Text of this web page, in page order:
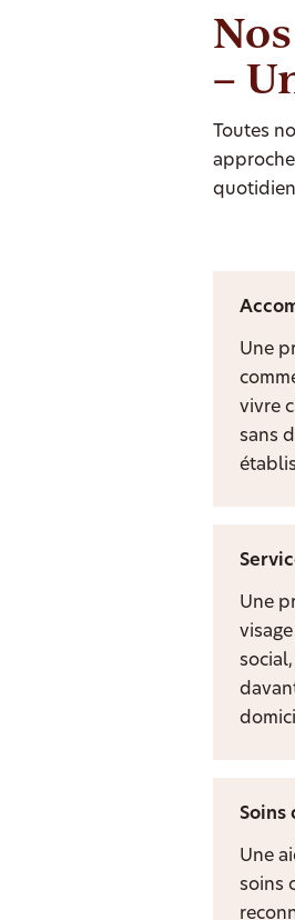
–
Toutes
Une
vivre
sans
Une
Soins
Une
soins